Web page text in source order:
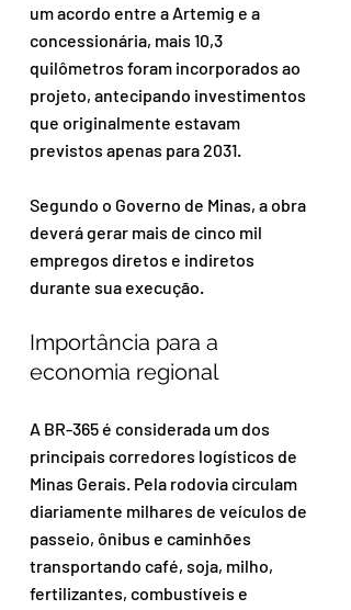
um acordo entre a Artemig e a
concessionária, mais 10,3
quilômetros foram incorporados ao
projeto, antecipando investimentos
que originalmente estavam
previstos apenas para 2031.
Segundo o Governo de Minas, a obra
deverá gerar mais de cinco mil
empregos diretos e indiretos
durante sua execução.
Importância para a
economia regional
A BR-365 é considerada um dos
principais corredores logísticos de
Minas Gerais. Pela rodovia circulam
diariamente milhares de veículos de
passeio, ônibus e caminhões
transportando café, soja, milho,
fertilizantes, combustíveis e